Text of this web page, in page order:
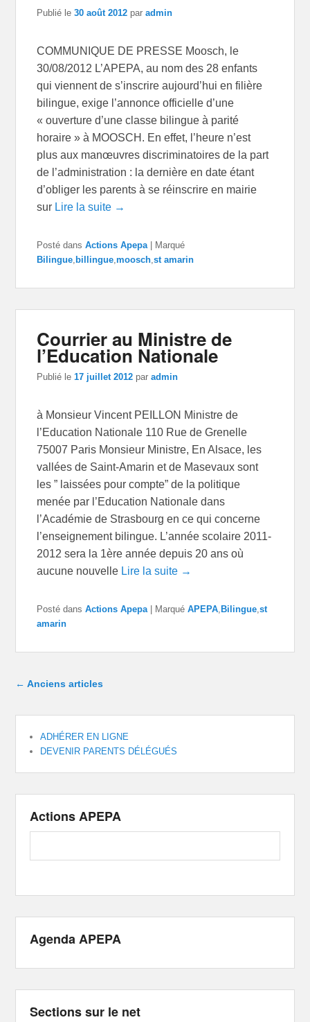
Publié le30 août 2012 paradmin
COMMUNIQUE DE PRESSE Moosch, le
30/08/2012 L’APEPA, au nom des 28 enfants
qui viennent de s’inscrire aujourd’hui en filière
bilingue, exige l’annonce officielle d’une
« ouverture d’une classe bilingue à parité
horaire » à MOOSCH. En effet, l’heure n’est
plus aux manœuvres discriminatoires de la part
de l’administration : la dernière en date étant
d’obliger les parents à se réinscrire en mairie
sur Lire la suite →
Posté dans Actions Apepa
Marqué
Bilingue, billingue,moosch,st amarin
Courrier au Ministre de
l’Education Nationale
Publié le17 juillet 2012 paradmin
à Monsieur Vincent PEILLON Ministre de
l’Education Nationale 110 Rue de Grenelle
75007 Paris Monsieur Ministre, En Alsace, les
vallées de Saint-Amarin et de Masevaux sont
les ” laissées pour compte” de la politique
menée par l’Education Nationale dans
l’Académie de Strasbourg en ce qui concerne
l’enseignement bilingue. L’année scolaire 2011-
2012 sera la 1ère année depuis 20 ans où
aucune nouvelle Lire la suite →
Posté dans Actions Apepa Marqué APEPA Bilingue ,st
amarin
Navigation dans les articles
← Anciens articles
ADHÉRER EN LIGNE
DEVENIR PARENTS DÉLÉGUÉS
Actions APEPA
Agenda APEPA
Sections sur le net